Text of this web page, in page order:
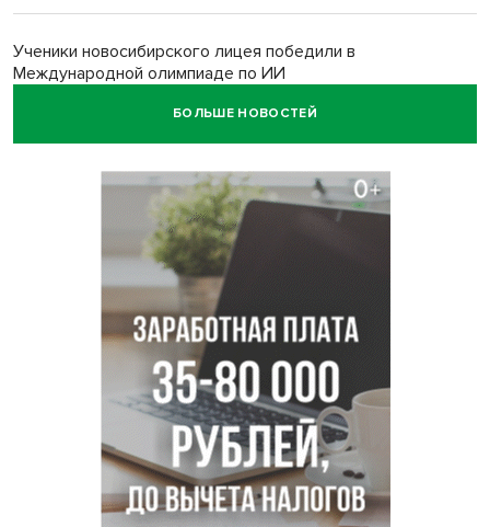
Ученики новосибирского лицея победили в
Международной олимпиаде по ИИ
БОЛЬШЕ НОВОСТЕЙ